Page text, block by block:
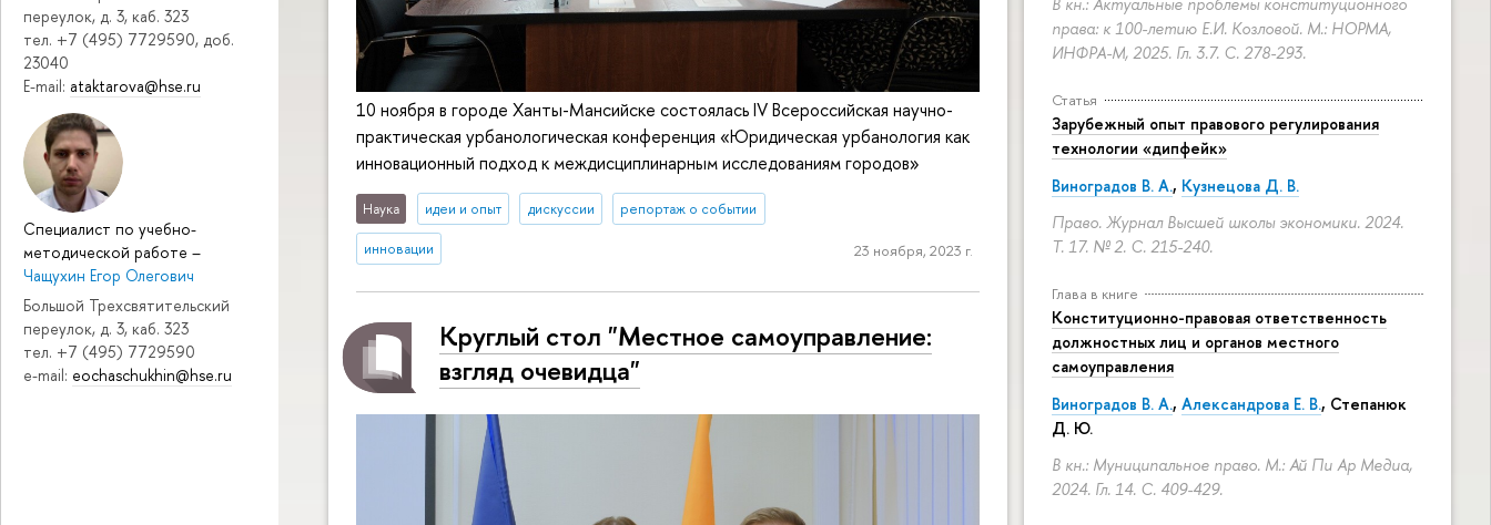
переулок, д. 3, каб. 323
тел. +7 (495) 7729590, доб.
23040
E-mail: ataktarova@hse.ru
Специалист по учебно-
методической работе –
Чащухин Егор Олегович
Большой Трехсвятительский
переулок, д. 3, каб. 323
тел. +7 (495) 7729590
e-mail: eochaschukhin@hse.ru
права: к 100-летию Е.И. Козловой. М.: НОРМА,
ИНФРА-М, 2025. Гл. 3.7. С. 278-293.
Статья
Зарубежный опыт правового регулирования
технологии «дипфейк»
Виноградов В. А., Кузнецова Д. В.
Право. Журнал Высшей школы экономики. 2024.
Т. 17. № 2. С. 215-240.
Глава в книге
Конституционно-правовая ответственность
должностных лиц и органов местного
самоуправления
Виноградов В. А., Александрова Е. В., Степанюк
Д. Ю.
В кн.: Муниципальное право. М.: Ай Пи Ар Медиа,
2024. Гл. 14. С. 409-429.
10 ноября в городе Ханты-Мансийске состоялась IV Всероссийская научно-
практическая урбанологическая конференция «Юридическая урбанология как
инновационный подход к междисциплинарным исследованиям городов»
Наука идеи и опыт дискуссии репортаж о событии
инновации 23 ноября, 2023 г.
Круглый стол "Местное самоуправление:
взгляд очевидца"